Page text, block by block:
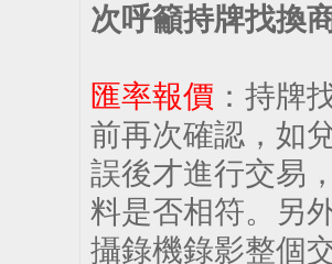
次呼籲持牌找換
匯率報價 ：持牌
前再次確認，如
誤後才進行交易
料是否相符。另
攝錄機錄影整個